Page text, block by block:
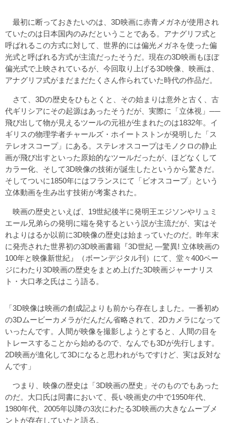
最初に断っておきたいのは、3D映画に赤青メガネが使用され
ていたのは日本国内のみだということである。アナグリフ式と
呼ばれるこの方式に対して、世界的には偏光メガネを使った偏
光式と呼ばれる方式が主流だったそうだ。現在の3D映画もほぼ
偏光式で上映されているが、今回取り上げる3D映像、映画は、
アナグリフ式がまだまだたくさん作られていた時代の作品だ。
さて、3Dの歴史をひもとくと、その始まりは意外と古く、古
代ギリシアにその起源はあったそうだが、実際に「立体視」──
飛び出して物が見えるツールの元祖が生まれたのは1832年。イ
ギリスの物理学者チャールズ・ホイートストンが発明した「ス
テレオスコープ」にある。ステレオスコープはモノクロの静止
画が飛び出すといった原始的なツールだったが、ほどなくして
カラー化、そして3D映像の技術が誕生したというから驚きだ。
そしてついに1850年にはフランスにて「ビオスコープ」という
立体動画を生み出す技術が考案された。
映画の歴史といえば、19世紀後半に発明王エジソンやリュミ
エール兄弟らの発明に端を発するという説が主流だが、実はそ
れよりはるか以前に3D映像の歴史は始まっていたのだ。昨年末
に発売された世界初の3D映画書籍『3D世紀 ―驚異! 立体映画の
100年と映像新世紀』（ボーンデジタル刊）にて、堂々400ペー
ジにわたり3D映画の歴史をまとめ上げた3D映画ジャーナリス
ト・大口孝之氏はこう語る。
「3D映像は映画の創成記よりも前から存在しました。一番初め
の3Dムービーカメラがだんだん省略されて、2Dカメラになって
いったんです。人間が映像を撮影しようとすると、人間の目を
トレースすることから始めるので、なんでも3Dが先行します。
2D映画が進化して3Dになると思われがちですけど、実は反対な
んです」
つまり、映像の歴史は「3D映画の歴史」そのものでもあった
のだ。大口氏は同書において、長い映画史の中で1950年代、
1980年代、2005年以降の3次にわたる3D映画の大きなムーブメ
ントが存在していたと語る。